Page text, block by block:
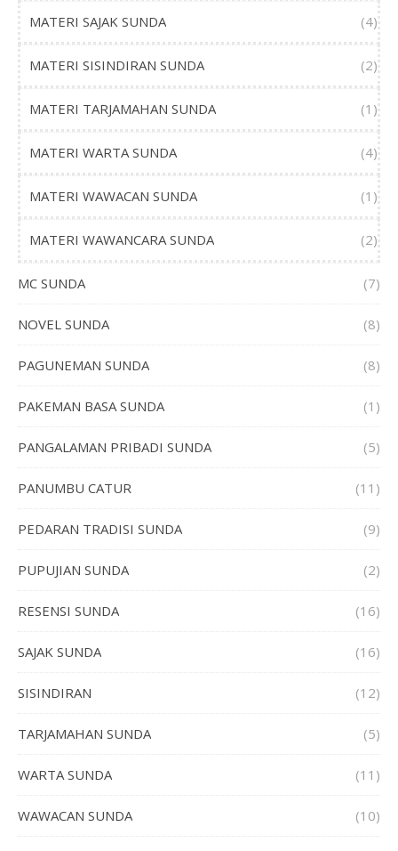
MATERI SAJAK SUNDA (4)
MATERI SISINDIRAN SUNDA (2)
MATERI TARJAMAHAN SUNDA (1)
MATERI WARTA SUNDA (4)
MATERI WAWACAN SUNDA (1)
MATERI WAWANCARA SUNDA (2)
MC SUNDA (7)
NOVEL SUNDA (8)
PAGUNEMAN SUNDA (8)
PAKEMAN BASA SUNDA (1)
PANGALAMAN PRIBADI SUNDA (5)
PANUMBU CATUR (11)
PEDARAN TRADISI SUNDA (9)
PUPUJIAN SUNDA (2)
RESENSI SUNDA (16)
SAJAK SUNDA (16)
SISINDIRAN (12)
TARJAMAHAN SUNDA (5)
WARTA SUNDA (11)
WAWACAN SUNDA (10)